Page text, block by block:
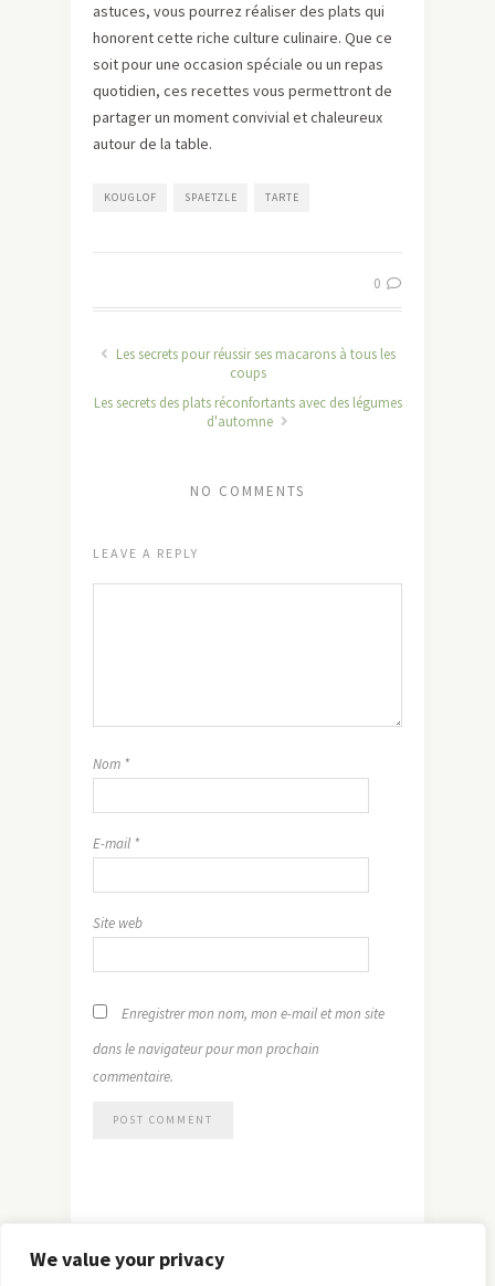
We value your privacy
astuces, vous pourrez réaliser des plats qui
honorent cette riche culture culinaire. Que ce
soit pour une occasion spéciale ou un repas
quotidien, ces recettes vous permettront de
partager un moment convivial et chaleureux
autour de la table.
KOUGLOF SPAETZLE TARTE
0
Les secrets pour réussir ses macarons à tous les
coups
Les secrets des plats réconfortants avec des légumes
d'automne
NO COMMENTS
LEAVE A REPLY
Nom *
E-mail *
Site web
Enregistrer mon nom, mon e-mail et mon site
dans le navigateur pour mon prochain
commentaire.